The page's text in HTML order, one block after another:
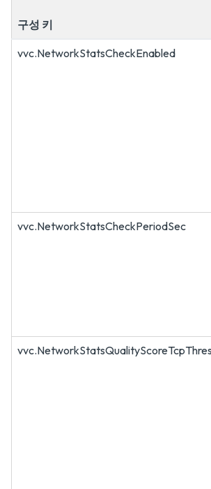
구성 키
vvc.NetworkStatsCheckEnabled
vvc.NetworkStatsCheckPeriodSec